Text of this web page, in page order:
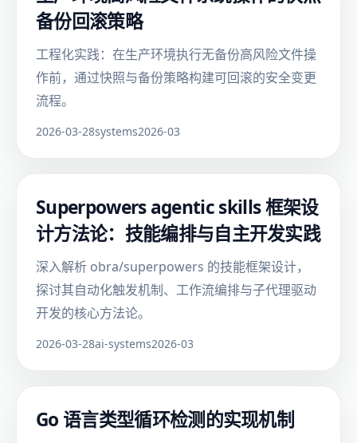
备份回滚策略
工程化实践：在生产环境执行无备份高风险文件操
作前，通过快照与备份策略构建可回滚的安全变更
流程。
2026-03-28systems2026-03
Superpowers agentic skills 框架设
计方法论：技能编排与自主开发实践
深入解析 obra/superpowers 的技能框架设计，
探讨其自动化触发机制、工作流编排与子代理驱动
开发的核心方法论。
2026-03-28ai-systems2026-03
Go 语言类型循环检测的实现机制